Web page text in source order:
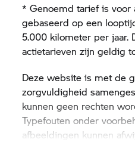
* Genoemd tarief is
gebaseerd op een
5.000 kilometer per jaar.
actietarieven zijn geldig
Deze website is met de
zorgvuldigheid
kunnen geen rechten
Typefouten onder
afbeeldingen kunnen